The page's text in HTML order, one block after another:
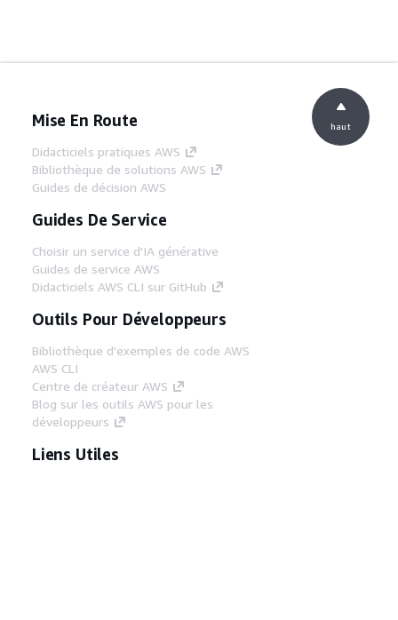
Mise En Route
Didacticiels pratiques AWS
Bibliothèque de solutions AWS
Guides de décision AWS
Guides De Service
Choisir un service d'IA générative
Guides de service AWS
Didacticiels AWS CLI sur GitHub
Outils Pour Développeurs
Bibliothèque d'exemples de code AWS
AWS CLI
Centre de créateur AWS
Blog sur les outils AWS pour les
développeurs
Liens Utiles
haut